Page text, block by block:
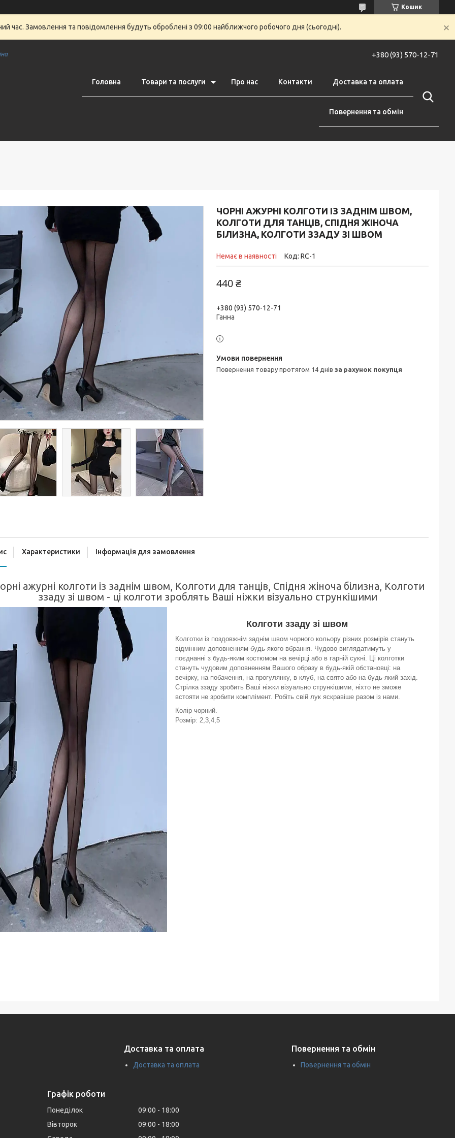
Кошик
час. Замовлення та повідомлення будуть оброблені з 09:00 найближчого робочого дня (сьогодні).
+380 (93) 570-12-71
Головна Товари та послуги Про нас Контакти Доставка та оплата
Повернення та обмін
ЧОРНІ АЖУРНІ КОЛГОТИ ІЗ ЗАДНІМ ШВОМ,
КОЛГОТИ ДЛЯ ТАНЦІВ, СПІДНЯ ЖІНОЧА
БІЛИЗНА, КОЛГОТИ ЗЗАДУ ЗІ ШВОМ
Немає в наявності Код: RC-1
440 ₴
+380 (93) 570-12-71
Ганна
повернення товару протягом 14 днів за рахунок покупця
Характеристики Інформація для замовлення
ажурні колготи із заднім швом, Колготи для танців, Спідня жіноча білизна, Колготи
ззаду зі швом - ці колготи зроблять Ваші ніжки візуально стрункішими
Колготи ззаду зі швом
Колготки із поздовжнім заднім швом чорного кольору різних розмірів стануть
відмінним доповненням будь-якого вбрання. Чудово виглядатимуть у
поєднанні з будь-яким костюмом на вечірці або в гарній сукні. Ці колготки
стануть чудовим доповненням Вашого образу в будь-якій обстановці: на
вечірку, на побачення, на прогулянку, в клуб, на свято або на будь-який захід.
Стрілка ззаду зробить Ваші ніжки візуально стрункішими, ніхто не зможе
встояти не зробити комплімент. Робіть свій лук яскравіше разом із нами.
Колір чорний.
Розмір: 2,3,4,5
Доставка та оплата
Доставка та оплата
Повернення та обмін
Повернення та обмін
Графік роботи
Понеділок 09:00
18:00
Вівторок
09:00
18:00